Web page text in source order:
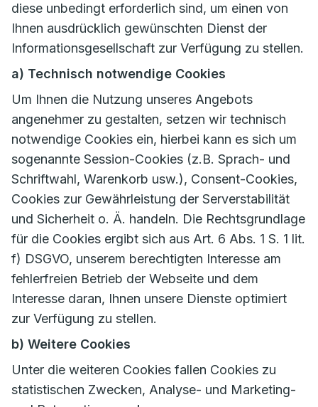
diese unbedingt erforderlich sind, um einen von
Ihnen ausdrücklich gewünschten Dienst der
Informationsgesellschaft zur Verfügung zu stellen.
a) Technisch notwendige Cookies
Um Ihnen die Nutzung unseres Angebots
angenehmer zu gestalten, setzen wir technisch
notwendige Cookies ein, hierbei kann es sich um
sogenannte Session-Cookies (z.B. Sprach- und
Schriftwahl, Warenkorb usw.), Consent-Cookies,
Cookies zur Gewährleistung der Serverstabilität
und Sicherheit o. Ä. handeln. Die Rechtsgrundlage
für die Cookies ergibt sich aus Art. 6 Abs. 1 S. 1 lit.
f) DSGVO, unserem berechtigten Interesse am
fehlerfreien Betrieb der Webseite und dem
Interesse daran, Ihnen unsere Dienste optimiert
zur Verfügung zu stellen.
b) Weitere Cookies
Unter die weiteren Cookies fallen Cookies zu
statistischen Zwecken, Analyse- und Marketing-